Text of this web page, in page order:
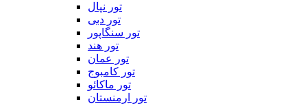
تور نپال
تور دبی
تور سنگاپور
تور هند
تور عمان
تور کامبوج
تور ماکائو
تور ارمنستان